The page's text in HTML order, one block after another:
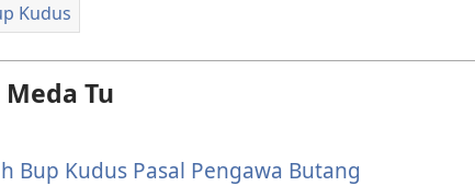
Kudus
Tu
Bup Kudus Pasal Pengawa Butang